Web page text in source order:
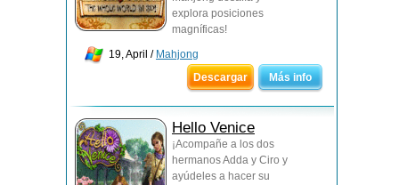
explora posiciones
magníficas!
19, April / Mahjong
Descargar
Más info
Hello Venice
¡Acompañe a los dos
hermanos Adda y Ciro y
ayúdeles a hacer su